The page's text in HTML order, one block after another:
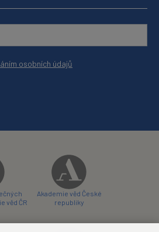
osobních údajů
věd ČR
Akademie věd České
republiky